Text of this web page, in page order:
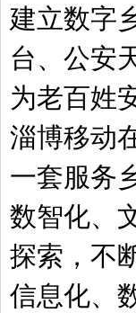
建立数字
台、公安
为老百姓
淄博移动
一套服务
数智化、
探索，不
信息化、